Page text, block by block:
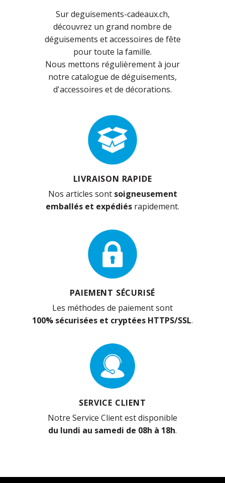
Sur deguisements-cadeaux.ch,
découvrez un grand nombre de
déguisements et accessoires de fête
pour toute la famille.
Nous mettons régulièrement à jour
notre catalogue de déguisements,
d'accessoires et de décorations.
LIVRAISON RAPIDE
Nos articles sont soigneusement
emballés et expédiés rapidement.
PAIEMENT SÉCURISÉ
Les méthodes de paiement sont
100% sécurisées et cryptées HTTPS/SSL.
SERVICE CLIENT
Notre Service Client est disponible
du lundi au samedi de 08h à 18h.